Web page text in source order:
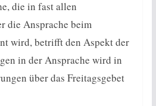
die in fast allen
die Ansprache beim
wird, betrifft den Aspekt der
in der Ansprache wird in
über das Freitagsgebet